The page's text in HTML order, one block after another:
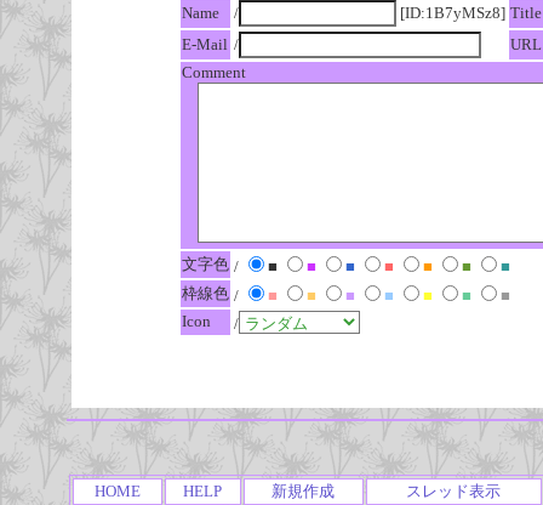
Name
/ [ID:1B7yMSz8] Title
E-Mail /
URL
Comment
文字色 / ■ ■ ■ ■ ■ ■
■
枠線色 / ■ ■ ■ ■ ■ ■
■
Icon
/
HOME HELP 新規作成 スレッド表示